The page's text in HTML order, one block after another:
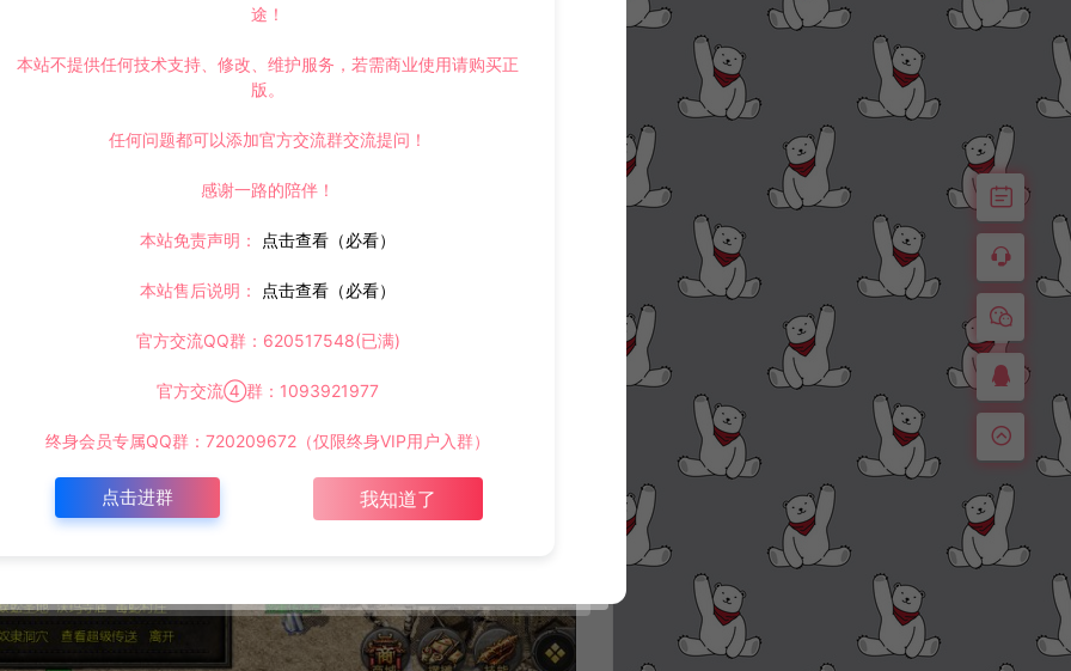
途！
本站不提供任何技术支持、修改、维护服务，若需商业使用请购买正
版。
任何问题都可以添加官方交流群交流提问！
感谢一路的陪伴！
本站免责声明： 点击查看（必看）
本站售后说明： 点击查看（必看）
官方交流QQ群：620517548(已满)
官方交流④群：1093921977
终身会员专属QQ群：720209672（仅限终身VIP用户入群）
点击进群 我知道了